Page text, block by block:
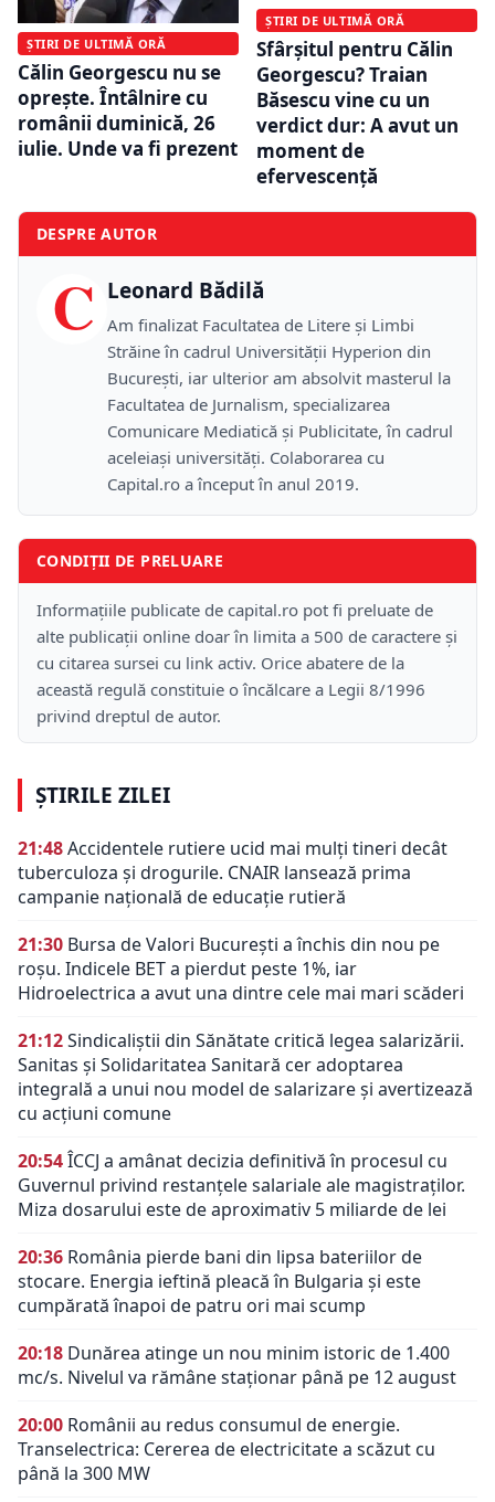
ȘTIRI DE ULTIMĂ ORĂ
Călin Georgescu nu se
oprește. Întâlnire cu
românii duminică, 26
iulie. Unde va fi prezent
ȘTIRI DE ULTIMĂ ORĂ
Sfârșitul pentru Călin
Georgescu? Traian
Băsescu vine cu un
verdict dur: A avut un
moment de
efervescență
DESPRE AUTOR
C Leonard Bădilă
Am finalizat Facultatea de Litere și Limbi
Străine în cadrul Universității Hyperion din
București, iar ulterior am absolvit masterul la
Facultatea de Jurnalism, specializarea
Comunicare Mediatică și Publicitate, în cadrul
aceleiași universități. Colaborarea cu
Capital.ro a început în anul 2019.
CONDIȚII DE PRELUARE
Informațiile publicate de capital.ro pot fi preluate de
alte publicații online doar în limita a 500 de caractere și
cu citarea sursei cu link activ. Orice abatere de la
această regulă constituie o încălcare a Legii 8/1996
privind dreptul de autor.
ȘTIRILE ZILEI
21:48Accidentele rutiere ucid mai mulți tineri decât
tuberculoza și drogurile. CNAIR lansează prima
campanie națională de educație rutieră
21:30 Bursa de Valori București a închis din nou pe
roșu. Indicele BET a pierdut peste 1%, iar
Hidroelectrica a avut una dintre cele mai mari scăderi
21:12Sindicaliștii din Sănătate critică legea salarizării.
Sanitas și Solidaritatea Sanitară cer adoptarea
integrală a unui nou model de salarizare și avertizează
cu acțiuni comune
20:54ÎCCJ a amânat decizia definitivă în procesul cu
Guvernul privind restanțele salariale ale magistraților.
Miza dosarului este de aproximativ 5 miliarde de lei
20:36 România pierde bani din lipsa bateriilor de
stocare. Energia ieftină pleacă în Bulgaria și este
cumpărată înapoi de patru ori mai scump
20:18 Dunărea atinge un nou minim istoric de 1.400
mc/s. Nivelul va rămâne staționar până pe 12 august
20:00 Românii au redus consumul de energie.
Transelectrica: Cererea de electricitate a scăzut cu
până la 300 MW